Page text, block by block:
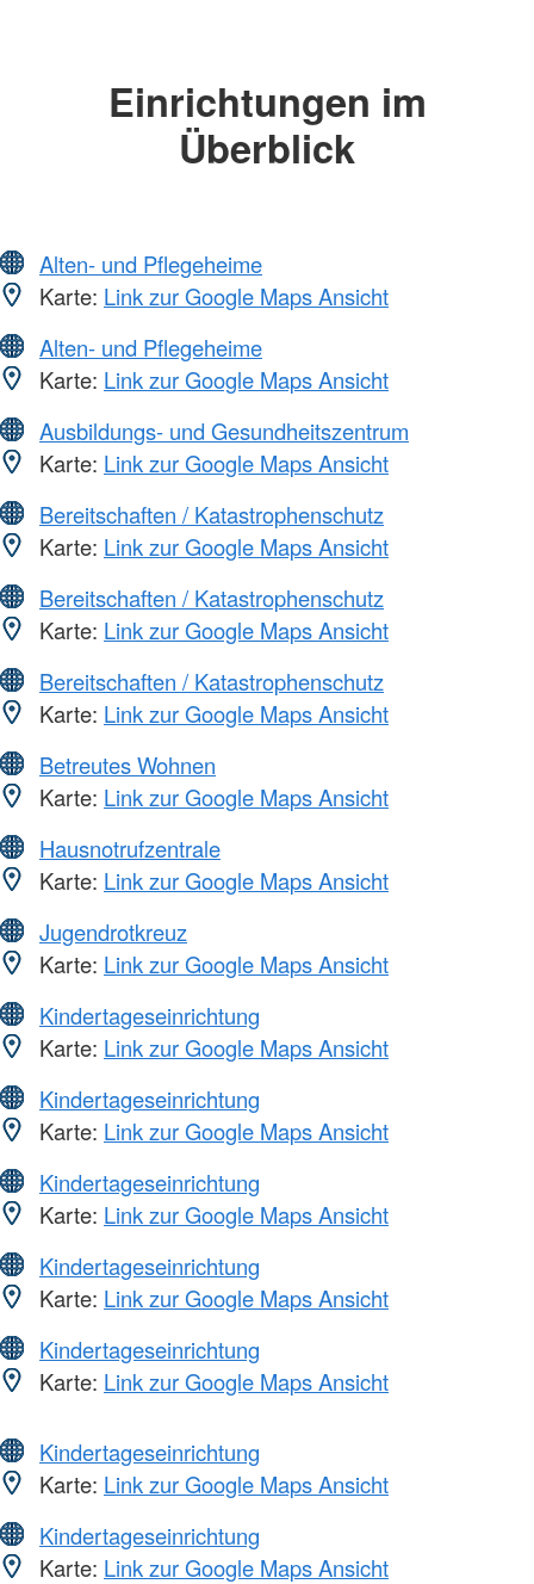
Einrichtungen im
Überblick
Alten- und Pflegeheime
Karte: Link zur Google Maps Ansicht
Alten- und Pflegeheime
Karte: Link zur Google Maps Ansicht
Ausbildungs- und Gesundheitszentrum
Karte: Link zur Google Maps Ansicht
Bereitschaften / Katastrophenschutz
Karte: Link zur Google Maps Ansicht
Bereitschaften / Katastrophenschutz
Karte: Link zur Google Maps Ansicht
Bereitschaften / Katastrophenschutz
Karte: Link zur Google Maps Ansicht
Betreutes Wohnen
Karte: Link zur Google Maps Ansicht
Hausnotrufzentrale
Karte: Link zur Google Maps Ansicht
Jugendrotkreuz
Karte: Link zur Google Maps Ansicht
Kindertageseinrichtung
Karte: Link zur Google Maps Ansicht
Kindertageseinrichtung
Karte: Link zur Google Maps Ansicht
Kindertageseinrichtung
Karte: Link zur Google Maps Ansicht
Kindertageseinrichtung
Karte: Link zur Google Maps Ansicht
Kindertageseinrichtung
Karte: Link zur Google Maps Ansicht
Kindertageseinrichtung
Karte: Link zur Google Maps Ansicht
Kindertageseinrichtung
Karte: Link zur Google Maps Ansicht